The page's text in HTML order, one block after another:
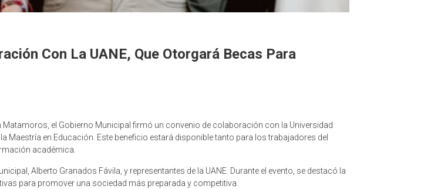
Con La UANE, Que Otorgará Becas Para
el Gobierno Municipal firmó un convenio de colaboración con la Universidad
Maestría en Educación. Este beneficio estará disponible tanto para los trabajadores del
académica.
Alberto Granados Fávila, y representantes de la UANE. Durante el evento, se destacó la
para promover una sociedad más preparada y competitiva.